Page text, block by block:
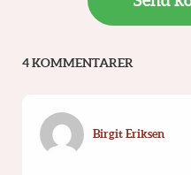
4 KOMMENTARER
Birgit Eriksen